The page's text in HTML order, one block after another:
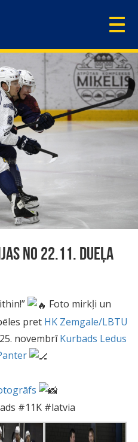
NO 22.11. DUEĻA
Foto mirkļi un
pret HK Zemgale/LBTU
novembrīKurbads Ledus
#11K #latvia